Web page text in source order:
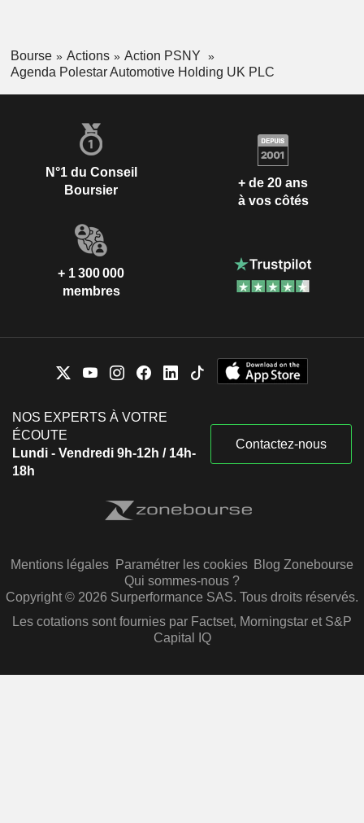
Bourse Actions
Action PSNY
Agenda Polestar Automotive Holding UK PLC
N°1 du Conseil
Boursier
+ de 20 ans
à vos côtés
+ 1 300 000
membres
NOS EXPERTS À VOTRE
ÉCOUTE
Lundi - Vendredi 9h-12h / 14h-
18h
Contactez-nous
Mentions légales Paramétrer les cookies Blog Zonebourse
Qui sommes-nous ?
Copyright © 2026 Surperformance SAS. Tous droits réservés.
Les cotations sont fournies par Factset, Morningstar et S&P
Capital IQ